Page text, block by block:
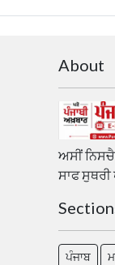
About
ਅਸੀਂ
ਸਾਫ
ਪੰਜਾਬ